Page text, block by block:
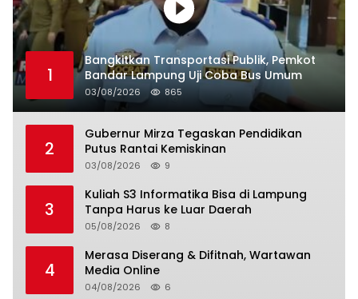
1
Bangkitkan Transportasi Publik, Pemkot
Bandar Lampung Uji Coba Bus Umum
03/08/2026 865
2
Gubernur Mirza Tegaskan Pendidikan
Putus Rantai Kemiskinan
03/08/2026 9
3
Kuliah S3 Informatika Bisa di Lampung
Tanpa Harus ke Luar Daerah
05/08/2026 8
4
Merasa Diserang & Difitnah, Wartawan
Media Online
04/08/2026 6